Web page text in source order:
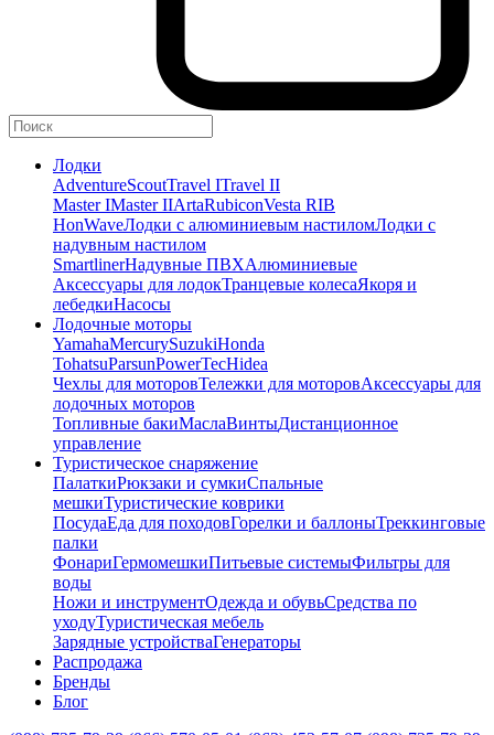
Лодки
AdventureScoutTravel ITravel II
Master IMaster IIArtaRubiconVesta RIB
HonWaveЛодки с алюминиевым настиломЛодки с
надувным настилом
SmartlinerНадувные ПВХАлюминиевые
Аксессуары для лодокТранцевые колесаЯкоря и
лебедкиНасосы
Лодочные моторы
YamahaMercurySuzukiHonda
TohatsuParsunPowerTecHidea
Чехлы для моторовТележки для моторовАксессуары для
лодочных моторов
Топливные бакиМаслаВинтыДистанционное
управление
Туристическое снаряжение
ПалаткиРюкзаки и сумкиСпальные
мешкиТуристические коврики
ПосудаЕда для походовГорелки и баллоныТреккинговые
палки
ФонариГермомешкиПитьевые системыФильтры для
воды
Ножи и инструментОдежда и обувьСредства по
уходуТуристическая мебель
Зарядные устройстваГенераторы
Распродажа
Бренды
Блог